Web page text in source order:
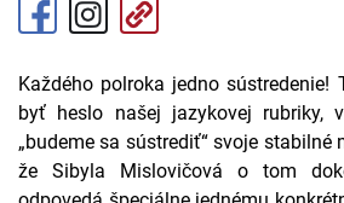
Každého polroka jedno sústredenie!
byť heslo našej jazykovej rubriky,
„budeme sa sústrediť“ svoje stabilné
že Sibyla Mislovičová o tom